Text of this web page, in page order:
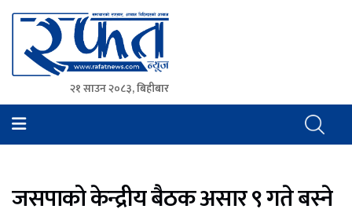
Rafat News
समाचारको रफ्तार, आवाज बिहिनहरुको आवाज
२१ साउन २०८३, बिहीबार
जसपाको केन्द्रीय बैठक असार ९ गते बस्ने